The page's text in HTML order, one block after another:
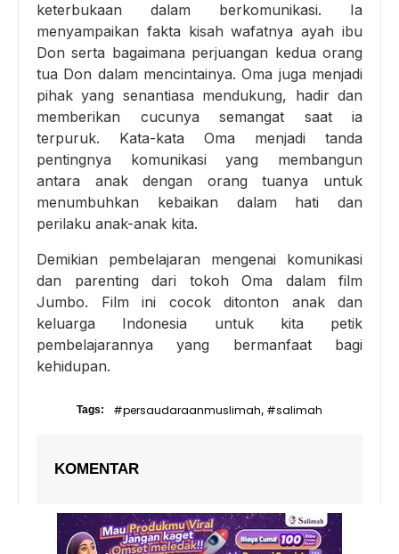
keterbukaan dalam berkomunikasi. Ia
menyampaikan fakta kisah wafatnya ayah ibu
Don serta bagaimana perjuangan kedua orang
tua Don dalam mencintainya. Oma juga menjadi
pihak yang senantiasa mendukung, hadir dan
memberikan cucunya semangat saat ia
terpuruk. Kata-kata Oma menjadi tanda
pentingnya komunikasi yang membangun
antara anak dengan orang tuanya untuk
menumbuhkan kebaikan dalam hati dan
perilaku anak-anak kita.
Demikian pembelajaran mengenai komunikasi
dan parenting dari tokoh Oma dalam film
Jumbo. Film ini cocok ditonton anak dan
keluarga Indonesia untuk kita petik
pembelajarannya yang bermanfaat bagi
kehidupan.
Tags: #persaudaraanmuslimah, #salimah
KOMENTAR